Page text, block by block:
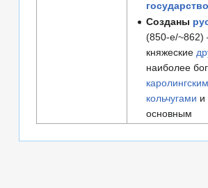
государство
Созданы
(850-е/~862)
княжеские
наиболее
кольчугами и
основным